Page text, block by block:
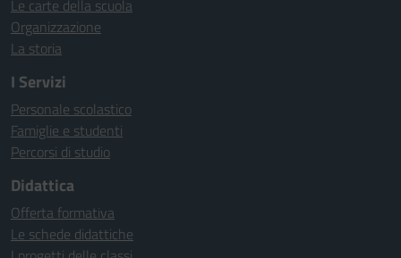
Le carte della scuola
Organizzazione
La storia
I Servizi
Personale scolastico
Famiglie e studenti
Percorsi di studio
Didattica
Offerta formativa
Le schede didattiche